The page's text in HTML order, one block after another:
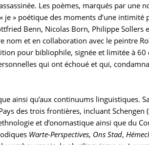
Les poèmes, marqués par une
» poétique des moments d’une intimité
Benn, Nicolas Born, Philippe Sollers
nom et en collaboration avec le peintre
pour bibliophile, signée et limitée à 60
qui ont échoué et qui,
ainsi qu’aux continuums linguistiques.
des trois frontières, incluant Schengen
et d’onomastique ainsi que du
Warte-Perspectives, Ons Stad,